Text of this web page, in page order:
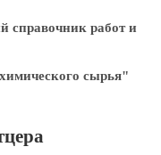
работ и
сырья"